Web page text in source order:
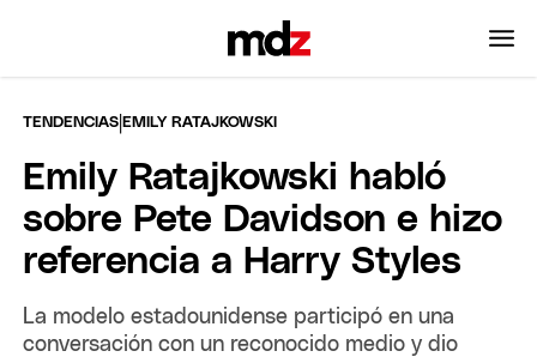
TENDENCIAS |EMILY RATAJKOWSKI
Emily Ratajkowski habló
sobre Pete Davidson e hizo
referencia a Harry Styles
La modelo estadounidense participó en una
conversación con un reconocido medio y dio